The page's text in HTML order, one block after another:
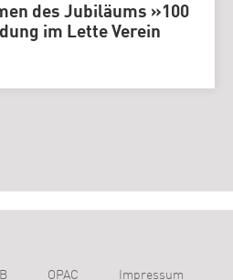
des Jubiläums »100
im Lette Verein
OPAC Impressum